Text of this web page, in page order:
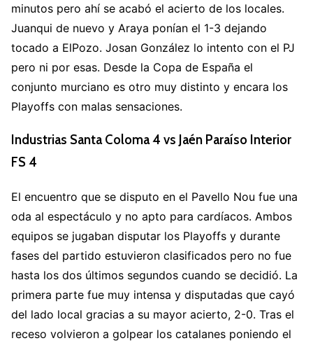
minutos pero ahí se acabó el acierto de los locales.
Juanqui de nuevo y Araya ponían el 1-3 dejando
tocado a ElPozo. Josan González lo intento con el PJ
pero ni por esas. Desde la Copa de España el
conjunto murciano es otro muy distinto y encara los
Playoffs con malas sensaciones.
Industrias Santa Coloma 4 vs Jaén Paraíso Interior
FS 4
El encuentro que se disputo en el Pavello Nou fue una
oda al espectáculo y no apto para cardíacos. Ambos
equipos se jugaban disputar los Playoffs y durante
fases del partido estuvieron clasificados pero no fue
hasta los dos últimos segundos cuando se decidió. La
primera parte fue muy intensa y disputadas que cayó
del lado local gracias a su mayor acierto, 2-0. Tras el
receso volvieron a golpear los catalanes poniendo el